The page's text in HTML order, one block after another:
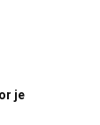
je